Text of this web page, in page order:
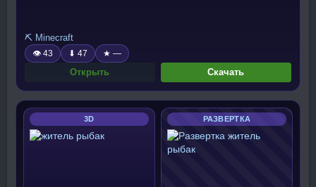
⛏️ Minecraft
👁 43 ⬇ 47 ★ —
Открыть Скачать
3D РАЗВЕРТКА